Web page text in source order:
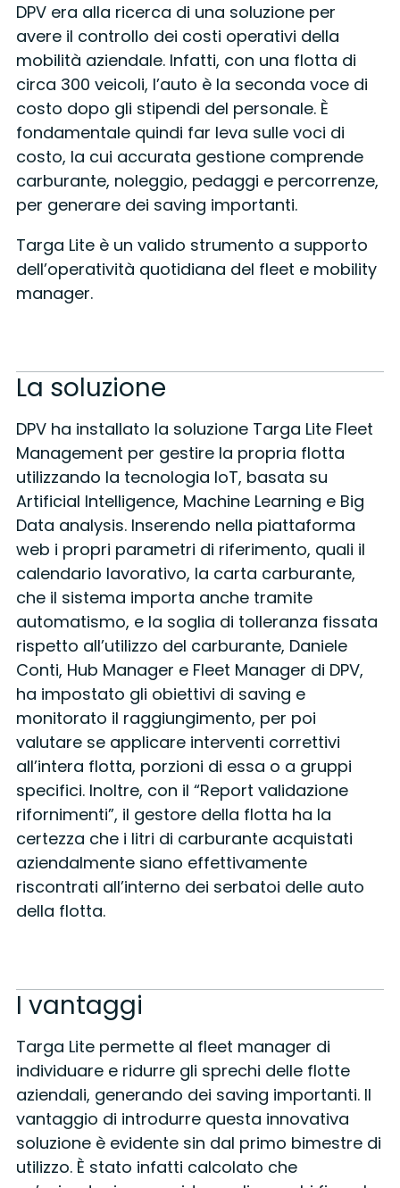
DPV era alla ricerca di una soluzione per
avere il controllo dei costi operativi della
mobilità aziendale. Infatti, con una flotta di
circa 300 veicoli, l’auto è la seconda voce di
costo dopo gli stipendi del personale. È
fondamentale quindi far leva sulle voci di
costo, la cui accurata gestione comprende
carburante, noleggio, pedaggi e percorrenze,
per generare dei saving importanti.
Targa Lite è un valido strumento a supporto
dell’operatività quotidiana del fleet e mobility
manager.
La soluzione
DPV ha installato la soluzione Targa Lite Fleet
Management per gestire la propria flotta
utilizzando la tecnologia IoT, basata su
Artificial Intelligence, Machine Learning e Big
Data analysis. Inserendo nella piattaforma
web i propri parametri di riferimento, quali il
calendario lavorativo, la carta carburante,
che il sistema importa anche tramite
automatismo, e la soglia di tolleranza fissata
rispetto all’utilizzo del carburante, Daniele
Conti, Hub Manager e Fleet Manager di DPV,
ha impostato gli obiettivi di saving e
monitorato il raggiungimento, per poi
valutare se applicare interventi correttivi
all’intera flotta, porzioni di essa o a gruppi
specifici. Inoltre, con il “Report validazione
rifornimenti”, il gestore della flotta ha la
certezza che i litri di carburante acquistati
aziendalmente siano effettivamente
riscontrati all’interno dei serbatoi delle auto
della flotta.
I vantaggi
Targa Lite permette al fleet manager di
individuare e ridurre gli sprechi delle flotte
aziendali, generando dei saving importanti. Il
vantaggio di introdurre questa innovativa
soluzione è evidente sin dal primo bimestre di
utilizzo. È stato infatti calcolato che